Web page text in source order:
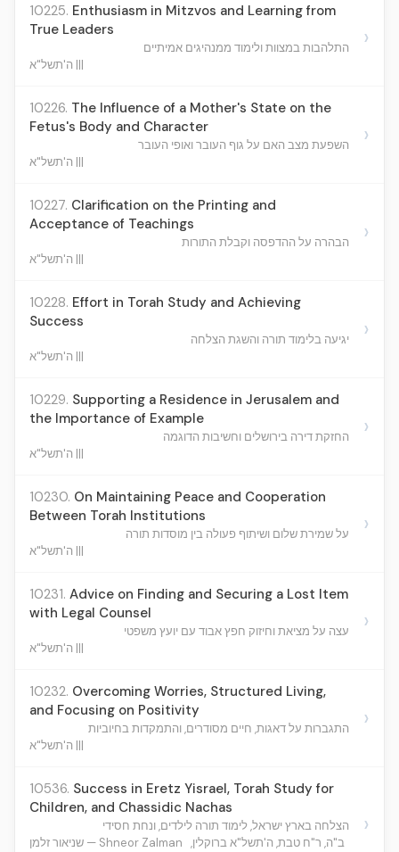
10225. Enthusiasm in Mitzvos and Learning from
True Leaders
התלהבות במצוות ולימוד ממנהיגים אמיתיים
ה'תשל"א |||
›
10226. The Influence of a Mother's State on the
Fetus's Body and Character
השפעת מצב האם על גוף העובר ואופי העובר
ה'תשל"א |||
›
10227. Clarification on the Printing and
Acceptance of Teachings
הבהרה על ההדפסה וקבלת התורות
ה'תשל"א |||
›
10228. Effort in Torah Study and Achieving
Success
יגיעה בלימוד תורה והשגת הצלחה
ה'תשל"א |||
›
10229. Supporting a Residence in Jerusalem and
the Importance of Example
החזקת דירה בירושלים וחשיבות הדוגמה
ה'תשל"א |||
›
10230. On Maintaining Peace and Cooperation
Between Torah Institutions
על שמירת שלום ושיתוף פעולה בין מוסדות תורה
ה'תשל"א |||
›
10231. Advice on Finding and Securing a Lost Item
with Legal Counsel
עצה על מציאת וחיזוק חפץ אבוד עם יועץ משפטי
ה'תשל"א |||
›
10232. Overcoming Worries, Structured Living,
and Focusing on Positivity
התגברות על דאגות, חיים מסודרים, והתמקדות בחיוביות
ה'תשל"א |||
›
10536. Success in Eretz Yisrael, Torah Study for
Children, and Chassidic Nachas
הצלחה בארץ ישראל, לימוד תורה לילדים, ונחת חסידי
שניאור זלמן — Shneor Zalman ב"ה, ר"ח טבת, ה'תשל"א ברוקלין,
›